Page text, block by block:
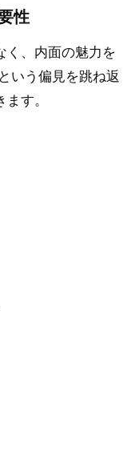
性
く、内面の魅力を
いう偏見を跳ね返
す。